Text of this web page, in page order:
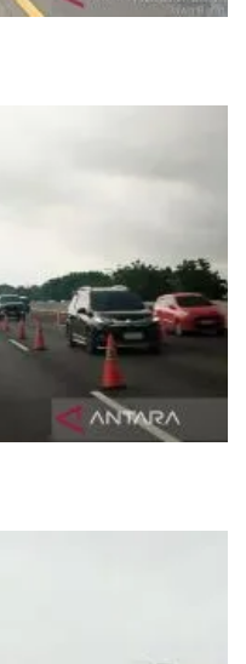
di Tol Jakarta-
di jalan Tol